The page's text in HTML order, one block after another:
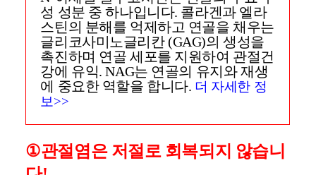
성 성분 중 하나입니다. 콜라겐과 엘라
스틴의 분해를 억제하고 연골을 채우는
글리코사미노글리칸 (GAG)의 생성을
촉진하며 연골 세포를 지원하여 관절건
강에 유익. NAG는 연골의 유지와 재생
에 중요한 역할을 합니다. 더 자세한 정
보>>
①관절염은 저절로 회복되지 않습니